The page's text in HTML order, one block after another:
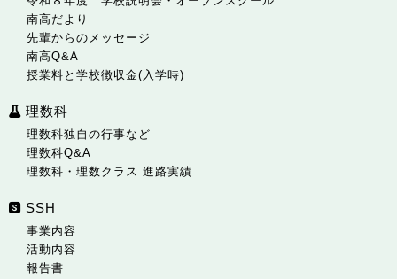
南高だより
先輩からのメッセージ
南高Q&A
授業料と学校徴収金(入学時)
理数科
理数科独自の行事など
理数科Q&A
理数科・理数クラス 進路実績
SSH
事業内容
活動内容
報告書